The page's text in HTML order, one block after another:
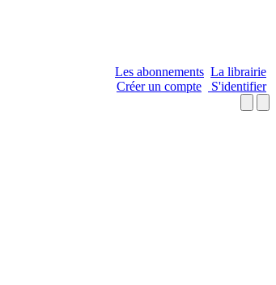
Les abonnements La librairie
Créer un compte
S'identifier